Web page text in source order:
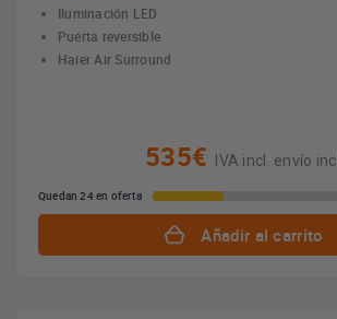
Iluminación LED
Puerta reversible
Haier Air Surround
535€ IVA incl. envío incl.
Quedan 24 en oferta
Añadir al carrito